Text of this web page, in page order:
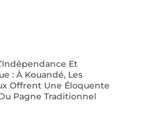
Et
: À Kouandé, Les
Offrent Une Éloquente
Pagne Traditionnel